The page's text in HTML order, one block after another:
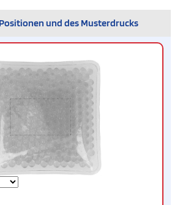
und des Musterdrucks